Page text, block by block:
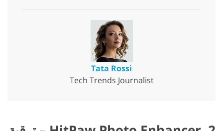
Tata Rossi
Tech Trends Journalist